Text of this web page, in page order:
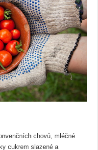
chovů, mléčné
cukrem slazené a